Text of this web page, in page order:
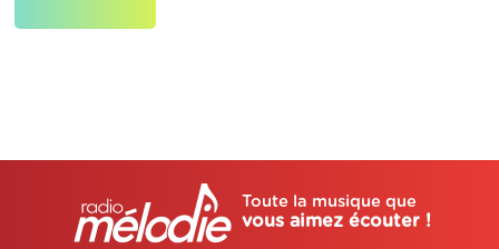
Toute la musique que
vous aimez écouter !